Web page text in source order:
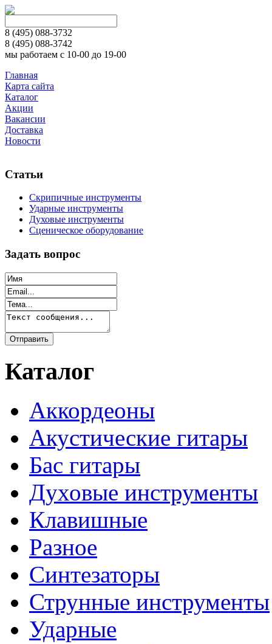
8 (495) 088-3732
8 (495) 088-3742
мы работаем с 10-00 до 19-00
Главная
Карта сайта
Каталог
Акции
Вакансии
Доставка
Новости
Статьи
Скрипичные инструменты
Ударные инструменты
Духовые инструменты
Сценическое оборудование
Задать вопрос
Каталог
Аккордеоны
Акустические гитары
Бас гитары
Духовые инструменты
Клавишные
Разное
Синтезаторы
Струнные инструменты
Ударные